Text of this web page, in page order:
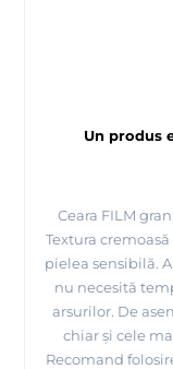
se
(astfel
Consultati mai jos
Un produs
Ceara FILM
Textura
pielea sensibilă.
nu necesită
arsurilor. De
chiar și cele
Recomand